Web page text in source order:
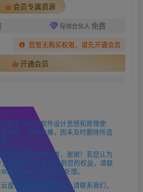
会员专属资源
导师合伙人 免费
您暂无购买权限，请先开通会员
开通会员
部学习研究软件设计思想和原理使
删除，请勿传播，因未及时删除所造
。
购买正版支持作者，谢谢！若您认为
」发布的内容若侵犯到您的权益，请联
进行删除处理。
盘，如发现链接失效，请联系我们，